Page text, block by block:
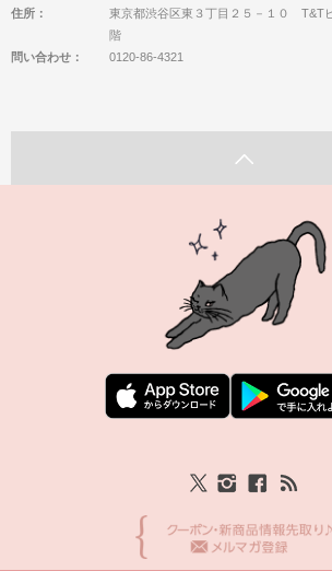
住所：
東京都渋谷区東３丁目２５－１０
階
問い合わせ：
0120-86-4321